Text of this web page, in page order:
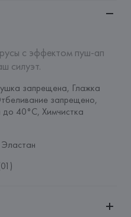
с эффектом пуш-ап
силуэт.
запрещена, Глажка
запрещено,
до 40°C, Химчистка